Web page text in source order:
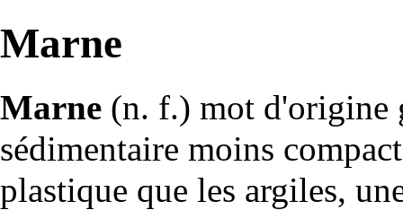
Marne
Marne (n. f.) mot d'origine
sédimentaire moins
plastique que les argiles,